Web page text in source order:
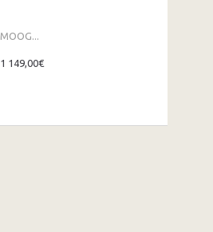
MOOG...
1 149,00€